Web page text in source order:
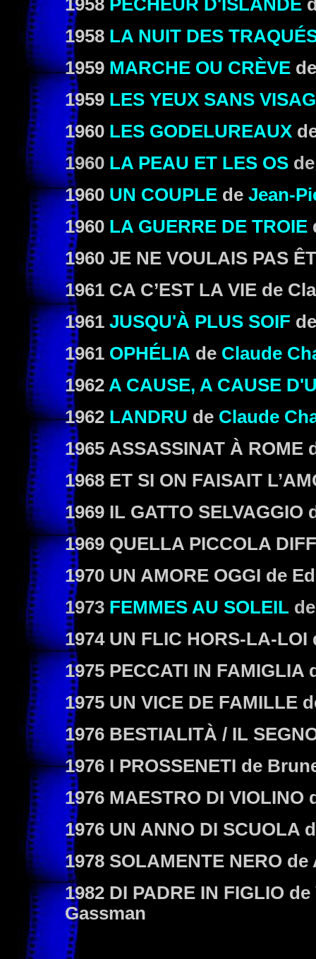
1958 PÉCHEUR D'ISLANDE
1958 LA NUIT DES
1959 MARCHE OU CRÈVE
1959 LES YEUX SANS
1960 LES GODELUREAUX
1960 LA PEAU ET LES OS
1960 UN COUPLE de Jean-
1960 LA GUERRE DE TROIE
1960 JE NE VOULAIS PAS
1961 CA C’EST LA VIE de
1961 JUSQU'À PLUS SOIF
1961 OPHÉLIA de Claude
1962 A CAUSE, A CAUSE
1962 LANDRU de Claude
1965 ASSASSINAT À ROME
1968 ET SI ON FAISAIT
1969 IL GATTO SELVAGGIO
1969 QUELLA PICCOLA
1970 UN AMORE OGGI de
1973 FEMMES AU SOLEIL
1974 UN FLIC HORS-LA-LOI
1975 PECCATI IN FAMIGLIA
1975 UN VICE DE FAMILLE
1976 BESTIALITÀ / IL
1976 I PROSSENETI de
1976 MAESTRO DI VIOLINO
1976 UN ANNO DI SCUOLA
1978 SOLAMENTE NERO de
1982 DI PADRE IN FIGLIO de
Gassman